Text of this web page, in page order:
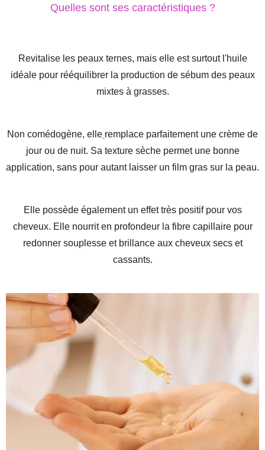
Quelles sont ses caractéristiques ?
Revitalise les peaux ternes, mais elle est surtout l'huile
idéale pour rééquilibrer la production de sébum des peaux
mixtes à grasses.
Non comédogène, elle remplace parfaitement une crème de
jour ou de nuit. Sa texture sèche permet une bonne
application, sans pour autant laisser un film gras sur la peau.
Elle possède également un effet très positif pour vos
cheveux. Elle nourrit en profondeur la fibre capillaire pour
redonner souplesse et brillance aux cheveux secs et
cassants.